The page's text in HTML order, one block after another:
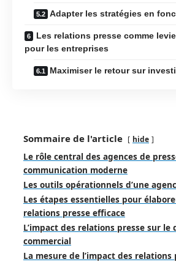
Adapter les stratégies en
Les relations presse comme
pour les entreprises
Maximiser le retour sur
Sommaire de l'article hide
Le rôle central des agences de
communication moderne
Les outils opérationnels d’une
Les étapes essentielles pour
relations presse efficace
L’impact des relations presse sur le
commercial
La mesure de l’impact des relations